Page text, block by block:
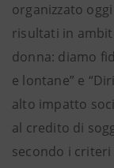
organizzato
risultati in
donna: diamo
e lontane” e
alto impatto
al credito di
secondo i criteri